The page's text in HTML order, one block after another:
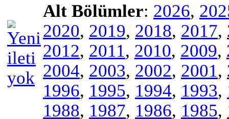
Alt Bölümler: 2026,
2020, 2019, 2018, 2017,
2012, 2011, 2010, 2009,
2004, 2003, 2002, 2001,
1996, 1995, 1994, 1993,
1988, 1987, 1986, 1985,